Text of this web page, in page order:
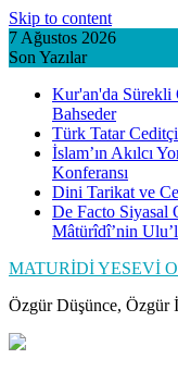
Skip to content
7 Ağustos 2026
Son Yazılar
Kur'an'da Sürekli
Bahseder
Türk Tatar
İslam’ın Akılcı
Konferansı
Dini Tarikat ve
De Facto Siyasal
Mâtürîdî’nin
MATURİDİ YESEVİ
Özgür Düşünce, Özgür